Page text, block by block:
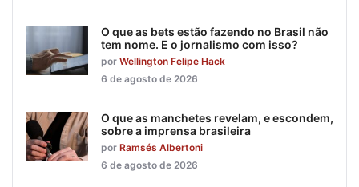
O que as bets estão fazendo no Brasil não
tem nome. E o jornalismo com isso?
por Wellington Felipe Hack
6 de agosto de 2026
O que as manchetes revelam, e escondem,
sobre a imprensa brasileira
por Ramsés Albertoni
6 de agosto de 2026